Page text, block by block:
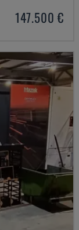
147.500 €